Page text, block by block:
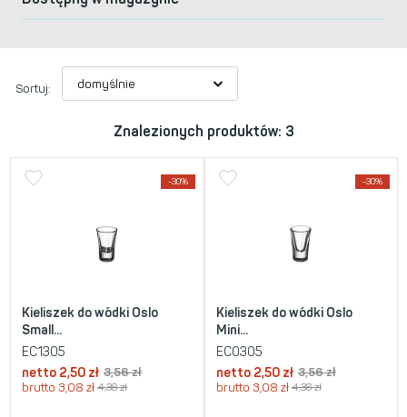
Sortuj:
Znalezionych produktów: 3
-30%
Kieliszek do wódki Oslo
Small...
EC1305
netto 2,50 zł 3,56zł
brutto 3,08 zł 4,38zł
-30%
Kieliszek do wódki Oslo
Mini...
EC0305
netto 2,50 zł 3,56zł
brutto 3,08 zł 4,38zł